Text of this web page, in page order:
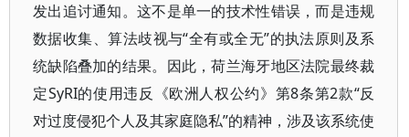
发出追讨通知。这不是单一的技术性错误，而是违规
数据收集、算法歧视与“全有或全无”的执法原则及系
统缺陷叠加的结果。因此，荷兰海牙地区法院最终裁
定SyRI的使用违反《欧洲人权公约》第8条第2款“反
对过度侵犯个人及其家庭隐私”的精神，涉及该系统使